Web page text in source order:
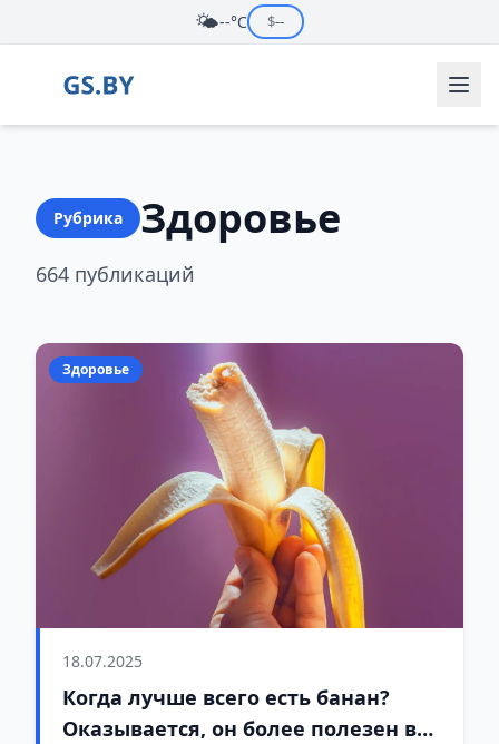
🌤️--°C $--
Рубрика Здоровье
664 публикаций
Здоровье
18.07.2025
Когда лучше всего есть банан?
Оказывается, он более полезен в